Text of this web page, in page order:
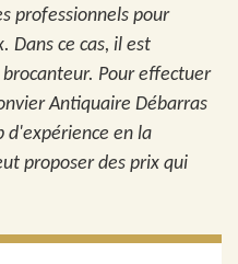
professionnels pour
Dans ce cas, il est
Pour effectuer
Antiquaire Débarras
d'expérience en la
proposer des prix qui